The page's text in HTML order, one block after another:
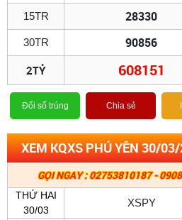
15TR 28330
30TR 90856
2TỶ 608151
Đổi số trúng Chia sẻ
XEM KQXS PHÚ YÊN 30/
GỌI NGAY : 02753810187 -
THỨ HAI
30/03
XSPY